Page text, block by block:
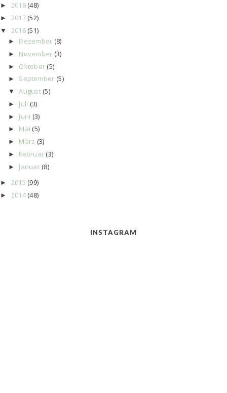
► 2018 (48)
► 2017 (52)
▼ 2016 (51)
► Dezember (8)
► November (3)
► Oktober (5)
► September (5)
▼August (5)
► Juli (3)
► Juni (3)
► Mai (5)
► März (3)
► Februar (3)
► Januar (8)
► 2015 (99)
► 2014 (48)
INSTAGRAM